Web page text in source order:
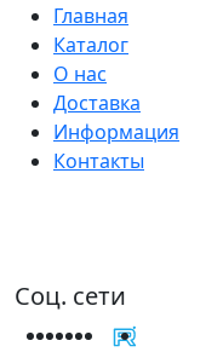
Главная
Каталог
О нас
Доставка
Информация
Контакты
Соц. сети